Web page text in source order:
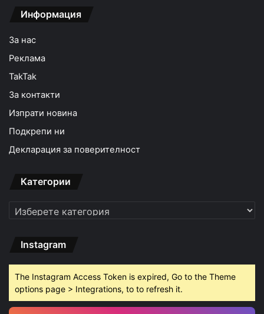
Информация
За нас
Реклама
TakTak
За контакти
Изпрати новина
Подкрепи ни
Декларация за поверителност
Категории
Категории
Instagram
The Instagram Access Token is expired, Go to the Theme
options page > Integrations, to to refresh it.